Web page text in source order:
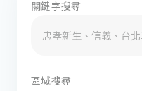
關鍵字搜尋
區域搜尋